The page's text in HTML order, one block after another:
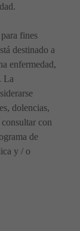
fines
destinado a
enfermedad,
La
dolencias,
con
de
y / o